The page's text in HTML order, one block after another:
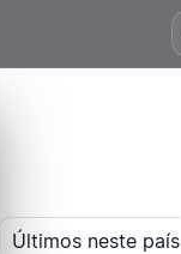
Últimos neste país